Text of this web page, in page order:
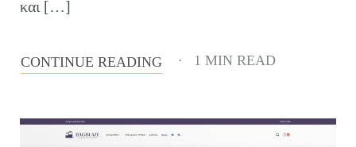
και […]
CONTINUE READING 1 MIN READ